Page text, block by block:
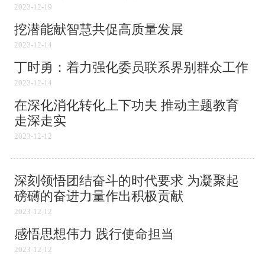
2023-12-19
挖潜能献智慧共促高质量发展
2023-12-14
丁时勇：着力强化委员联系界别群众工作
2023-12-14
在深化消化转化上下功夫 推动主题教育
走深走实
2023-12-12
深刻领悟团结奋斗的时代要求 为凝聚起
磅礴的奋进力量作出积极贡献
2023-12-12
感悟思想伟力 践行使命担当
2023-12-12